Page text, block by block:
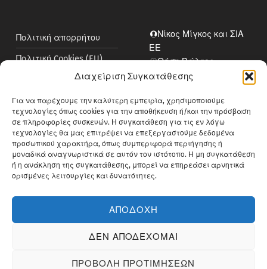
Διαχείριση Συγκατάθεσης
Για να παρέχουμε την καλύτερη εμπειρία, χρησιμοποιούμε
τεχνολογίες όπως cookies για την αποθήκευση ή/και την πρόσβαση
σε πληροφορίες συσκευών. Η συγκατάθεση για τις εν λόγω
τεχνολογίες θα μας επιτρέψει να επεξεργαστούμε δεδομένα
προσωπικού χαρακτήρα, όπως συμπεριφορά περιήγησης ή
μοναδικά αναγνωριστικά σε αυτόν τον ιστότοπο. Η μη συγκατάθεση
ή η ανάκληση της συγκατάθεσης, μπορεί να επηρεάσει αρνητικά
ορισμένες λειτουργίες και δυνατότητες.
ΑΠΟΔΟΧΗ
ΔΕΝ ΑΠΟΔΕΧΟΜΑΙ
ΠΡΟΒΟΛΗ ΠΡΟΤΙΜΗΣΕΩΝ
Πολιτική απορρήτου
Πολιτική Cookies (EU)
Πολιτική κατά της
Περιβαλλοντική
Πολιτική
Νίκος Μίγκος και ΣΙΑ
ΕΕ
Θέση Βάλτος,
Νεοχωρούδα
Θεσσαλονίκη
Ελλάδα
2310914313
info@bluemedical.gr
© Copyright Bluemed 2026. Powered by